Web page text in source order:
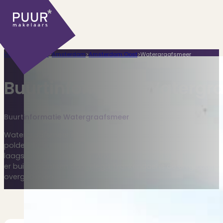
Home Plaatsen>Amsterdam>Amsterdam Oost>Watergraafsmeer
Buurtinformatie
Buurtinformatie Watergraafsmeer
Watergraafsmeer is sinds 2010 onderdeel van Stadsdeel
polder die is ontstaan in 1629 na de droogmaking van het
laagstgelegen delen van Amsterdam (circa 5 meter onder
er buitenplaatsen aangelegd. Frankendael is de enige
overgebleven.…